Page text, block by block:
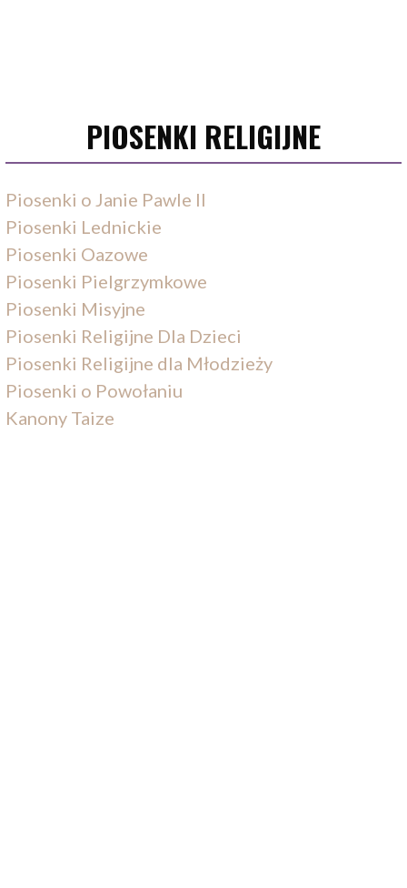
PIOSENKI RELIGIJNE
Piosenki o Janie Pawle II
Piosenki Lednickie
Piosenki Oazowe
Piosenki Pielgrzymkowe
Piosenki Misyjne
Piosenki Religijne Dla Dzieci
Piosenki Religijne dla Młodzieży
Piosenki o Powołaniu
Kanony Taize